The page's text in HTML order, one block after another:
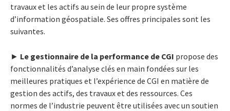
travaux et les actifs au sein de leur propre système
d’information géospatiale. Ses offres principales sont les
suivantes.
► Le gestionnaire de la performance de CGI propose des
fonctionnalités d’analyse clés en main fondées sur les
meilleures pratiques et l’expérience de CGI en matière de
gestion des actifs, des travaux et des ressources. Ces
normes de l’industrie peuvent être utilisées avec un soutien